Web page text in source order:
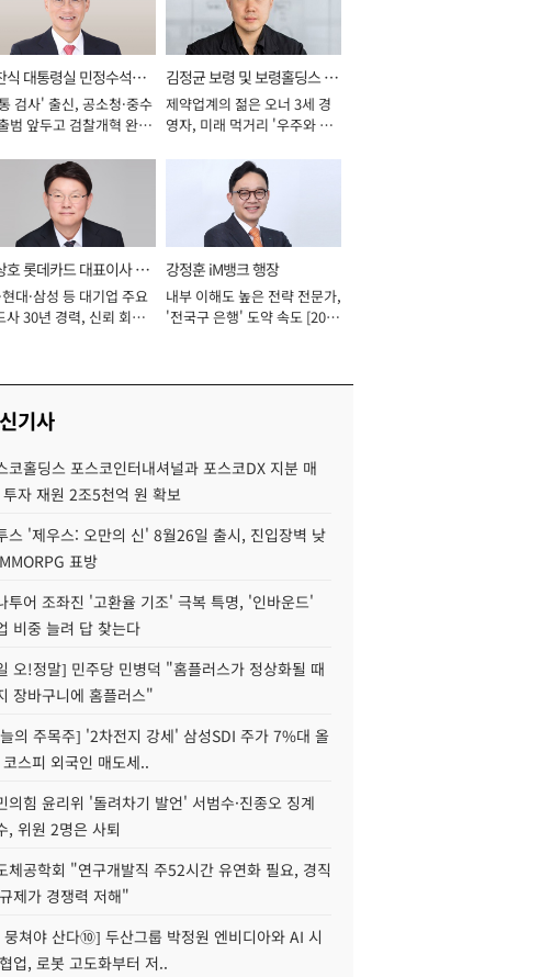
식 대통령실 민정수석비
검사' 출신, 공소청·중수
범 앞두고 검찰개혁 완수
김정균 보령 및 보령홀딩스 대
표이사 사장
제약업계의 젊은 오너 3세 경
영자, 미래 먹거리 '우주와 헬
호 롯데카드 대표이사 사
현대·삼성 등 대기업 주요
사 30년 경력, 신뢰 회복
강정훈 iM뱅크 행장
내부 이해도 높은 전략 전문가,
'전국구 은행' 도약 속도 [2026
기사
코홀딩스 포스코인터내셔널과 포스코DX 지분 매
자 재원 2조5천억 원 확보
스 '제우스: 오만의 신' 8월26일 출시, 진입장벽 낮
표방
투어 조좌진 '고환율 기조' 극복 특명, '인바운드'
비중 늘려 답 찾는다
오!정말] 민주당 민병덕 "홈플러스가 정상화될 때
장바구니에 홈플러스"
의 주목주] '2차전지 강세' 삼성SDI 주가 7%대 올
스피 외국인 매도세..
의힘 윤리위 '돌려차기 발언' 서범수·진종오 징계
, 위원 2명은 사퇴
체공학회 "연구개발직 주52시간 유연화 필요, 경직
제가 경쟁력 저해"
쳐야 산다⑩] 두산그룹 박정원 엔비디아와 AI 시
업, 로봇 고도화부터 저..